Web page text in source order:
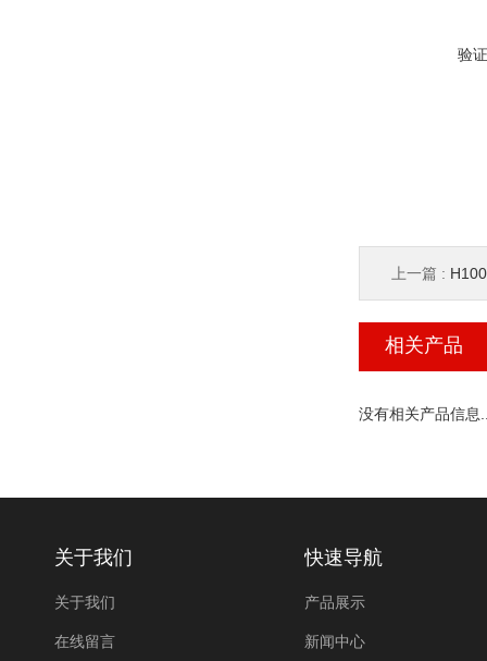
验
上一篇 :
相关产品
没有相关产品信息
关于我们
关于我们
在线留言
快速导航
产品展示
新闻中心